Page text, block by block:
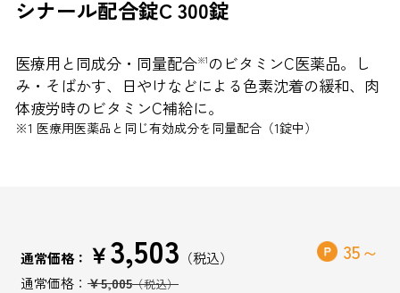
シオノギヘルスケアONLINEについて
シオノギヘルスケア（コーポレートサイト）
会社概要
特定商取引法に基づく表記
シナール配合錠C 300錠
医療用と同成分・同量配合※1 のビタミンC医薬品。し
み・そばかす、日やけなどによる色素沈着の緩和、肉
体疲労時のビタミンC補給に。
※1 医療用医薬品と同じ有効成分を同量配合（1錠中）
通常価格： ￥3,503
￥5,005
35